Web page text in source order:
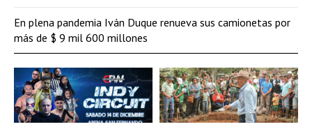
En plena pandemia Iván Duque renueva sus camionetas por
más de $ 9 mil 600 millones